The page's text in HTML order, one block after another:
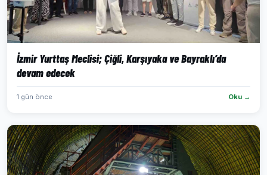
İzmir Yurttaş Meclisi; Çiğli, Karşıyaka ve Bayraklı’da
devam edecek
1 gün önce Oku →